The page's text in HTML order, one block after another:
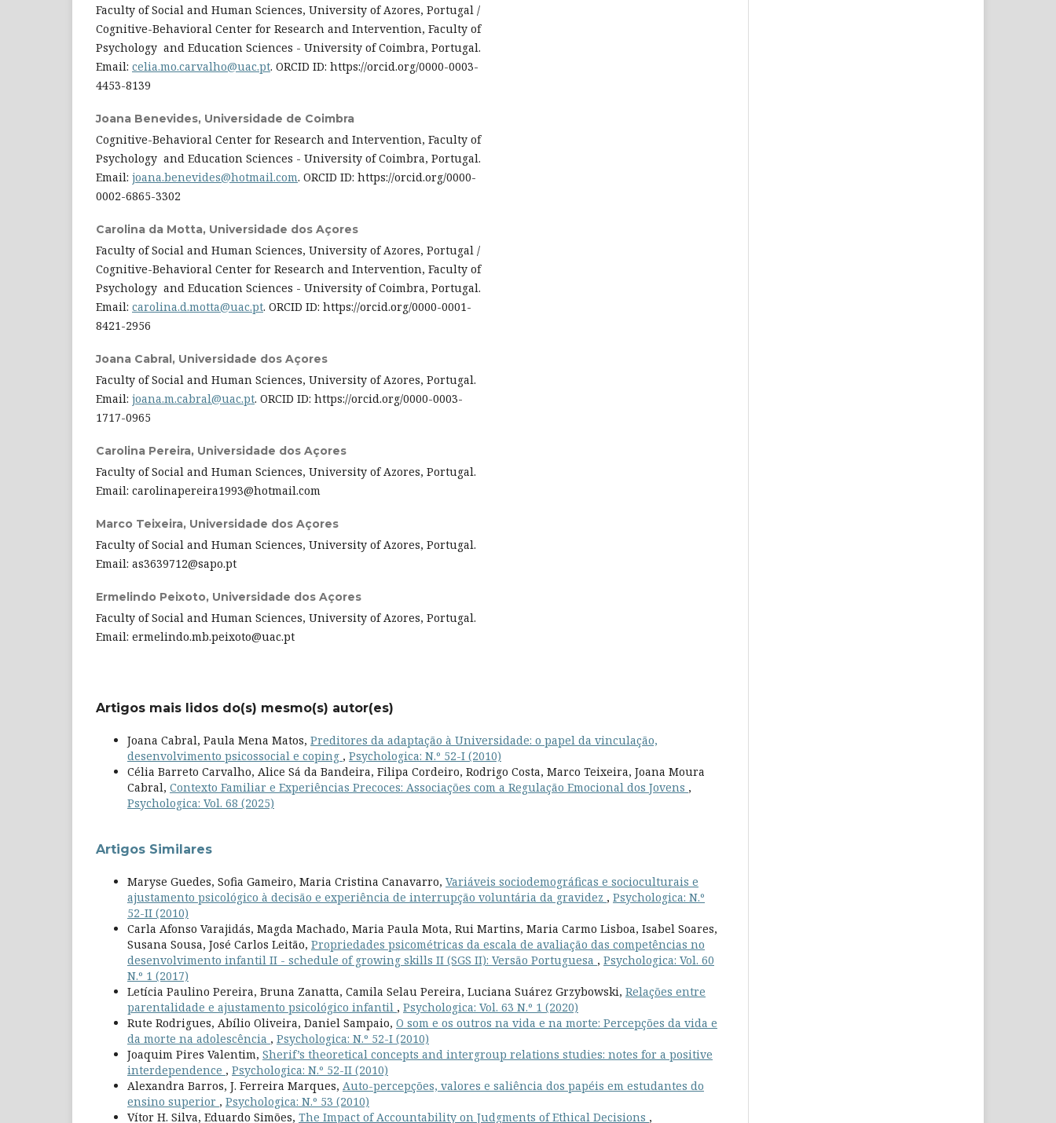
Faculty of Social and Human Sciences, University of Azores, Portugal /
Cognitive-Behavioral Center for Research and Intervention, Faculty of
Psychology and Education Sciences - University of Coimbra, Portugal.
Email: celia.mo.carvalho@uac.pt. ORCID ID: https://orcid.org/0000-0003-
4453-8139
Joana Benevides, Universidade de Coimbra
Cognitive-Behavioral Center for Research and Intervention, Faculty of
Psychology and Education Sciences - University of Coimbra, Portugal.
Email: joana.benevides@hotmail.com. ORCID ID: https://orcid.org/0000-
0002-6865-3302
Carolina da Motta, Universidade dos Açores
Faculty of Social and Human Sciences, University of Azores, Portugal /
Cognitive-Behavioral Center for Research and Intervention, Faculty of
Psychology and Education Sciences - University of Coimbra, Portugal.
Email: carolina.d.motta@uac.pt. ORCID ID: https://orcid.org/0000-0001-
8421-2956
Joana Cabral, Universidade dos Açores
Faculty of Social and Human Sciences, University of Azores, Portugal.
Email: joana.m.cabral@uac.pt. ORCID ID: https://orcid.org/0000-0003-
1717-0965
Carolina Pereira, Universidade dos Açores
Faculty of Social and Human Sciences, University of Azores, Portugal.
Email: carolinapereira1993@hotmail.com
Marco Teixeira, Universidade dos Açores
Faculty of Social and Human Sciences, University of Azores, Portugal.
Email: as3639712@sapo.pt
Ermelindo Peixoto, Universidade dos Açores
Faculty of Social and Human Sciences, University of Azores, Portugal.
Email: ermelindo.mb.peixoto@uac.pt
Artigos mais lidos do(s) mesmo(s) autor(es)
Joana Cabral, Paula Mena Matos, Preditores da adaptação à Universidade: o papel da vinculação,
desenvolvimento psicossocial e coping , Psychologica: N.º 52-I (2010)
Célia Barreto Carvalho, Alice Sá da Bandeira, Filipa Cordeiro, Rodrigo Costa, Marco Teixeira, Joana Moura
Cabral, Contexto Familiar e Experiências Precoces: Associações com a Regulação Emocional dos Jovens ,
Psychologica: Vol. 68 (2025)
Artigos Similares
Maryse Guedes, Sofia Gameiro, Maria Cristina Canavarro, Variáveis sociodemográficas e socioculturais e
ajustamento psicológico à decisão e experiência de interrupção voluntária da gravidez , Psychologica: N.º
52-II (2010)
Carla Afonso Varajidás, Magda Machado, Maria Paula Mota, Rui Martins, Maria Carmo Lisboa, Isabel Soares,
Susana Sousa, José Carlos Leitão, Propriedades psicométricas da escala de avaliação das competências no
desenvolvimento infantil II - schedule of growing skills II (SGS II): Versão Portuguesa , Psychologica: Vol. 60
N.º 1 (2017)
Letícia Paulino Pereira, Bruna Zanatta, Camila Selau Pereira, Luciana Suárez Grzybowski, Relações entre
parentalidade e ajustamento psicológico infantil , Psychologica: Vol. 63 N.º 1 (2020)
Rute Rodrigues, Abílio Oliveira, Daniel Sampaio, O som e os outros na vida e na morte: Percepções da vida e
da morte na adolescência , Psychologica: N.º 52-I (2010)
Joaquim Pires Valentim, Sherif’s theoretical concepts and intergroup relations studies: notes for a positive
interdependence , Psychologica: N.º 52-II (2010)
Alexandra Barros, J. Ferreira Marques, Auto-percepções, valores e saliência dos papéis em estudantes do
ensino superior , Psychologica: N.º 53 (2010)
Vítor H. Silva, Eduardo Simões, The Impact of Accountability on Judgments of Ethical Decisions ,